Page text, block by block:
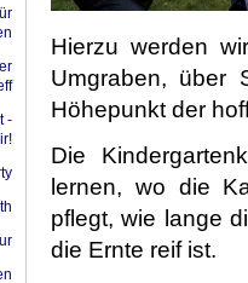
Hierzu werden
Umgraben, über
Höhepunkt der
Die
lernen, wo die
pflegt, wie lange
die Ernte reif ist.
-